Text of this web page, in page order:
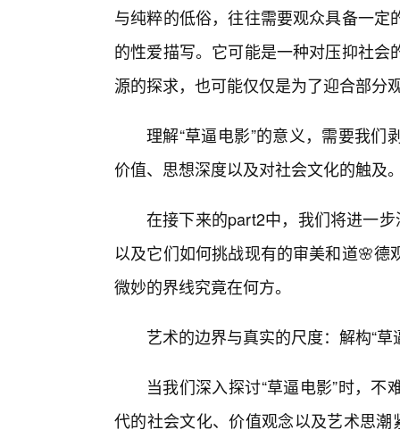
与纯粹的低俗，往往需要观众具备一
的性爱描写。它可能是一种对压抑社
源的探求，也可能仅仅是为了迎合部分
理解“草逼电影”的意义，需要我
价值、思想深度以及对社会文化的触及
在接下来的part2中，我们将进一
以及它们如何挑战现有的审美和道🌸
微妙的界线究竟在何方。
艺术的边界与真实的尺度：解构“
当我们深入探讨“草逼电影”时，
代的社会文化、价值观念以及艺术思